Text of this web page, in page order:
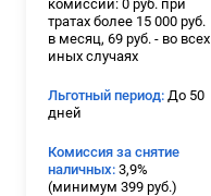
комиссии: 0 руб. при
тратах более 15 000 руб.
в месяц, 69 руб. - во всех
иных случаях
Льготный период: До 50
дней
Комиссия за снятие
наличных: 3,9%
(минимум 399 руб.)